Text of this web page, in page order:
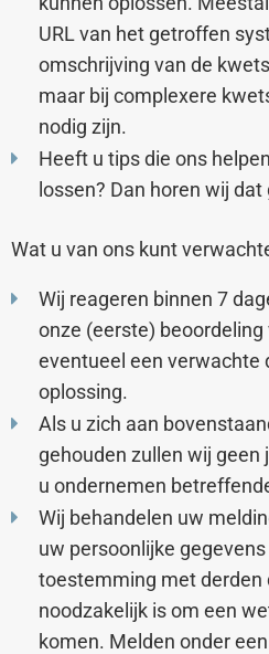
URL van het getroffen
omschrijving van de
maar bij complexere
nodig zijn.
Heeft u tips die ons
lossen? Dan horen wij dat
Wat u van ons kunt
Wij reageren binnen 7
onze (eerste)
eventueel een verwachte
oplossing.
Als u zich aan
gehouden zullen wij
u ondernemen
Wij behandelen uw
uw persoonlijke
toestemming met derden
noodzakelijk is om een
komen. Melden onder